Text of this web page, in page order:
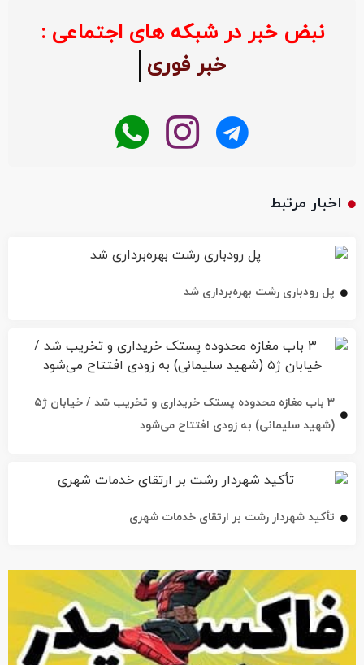
نبض خبر در شبکه های اجتماعی :
خبر فوری
اخبار مرتبط
پل رودباری رشت بهره‌برداری شد
۳ باب مغازه محدوده پستک خریداری و تخریب شد / خیابان ژ۵
(شهید سلیمانی) به زودی افتتاح می‌شود
تأکید شهردار رشت بر ارتقای خدمات شهری